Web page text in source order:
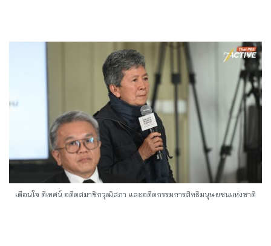
เตือนใจ ดีเทศน์ อดีตสมาชิกวุฒิสภา และอดีตกรรมการสิทธิมนุษยชนแห่งชาติ